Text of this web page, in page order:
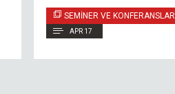
SEMINER VE KONFERANSLAR
APR 17